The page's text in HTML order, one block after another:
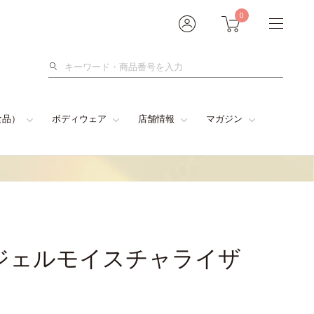
0
検
） ボディウェア 店舗情報 マガジン
ェルモイスチャライザ